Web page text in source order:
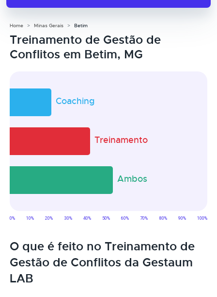
Home Minas Gerais Betim
Treinamento de Gestão de
Conflitos em Betim, MG
O que é feito no Treinamento de
Gestão de Conflitos da Gestaum
LAB